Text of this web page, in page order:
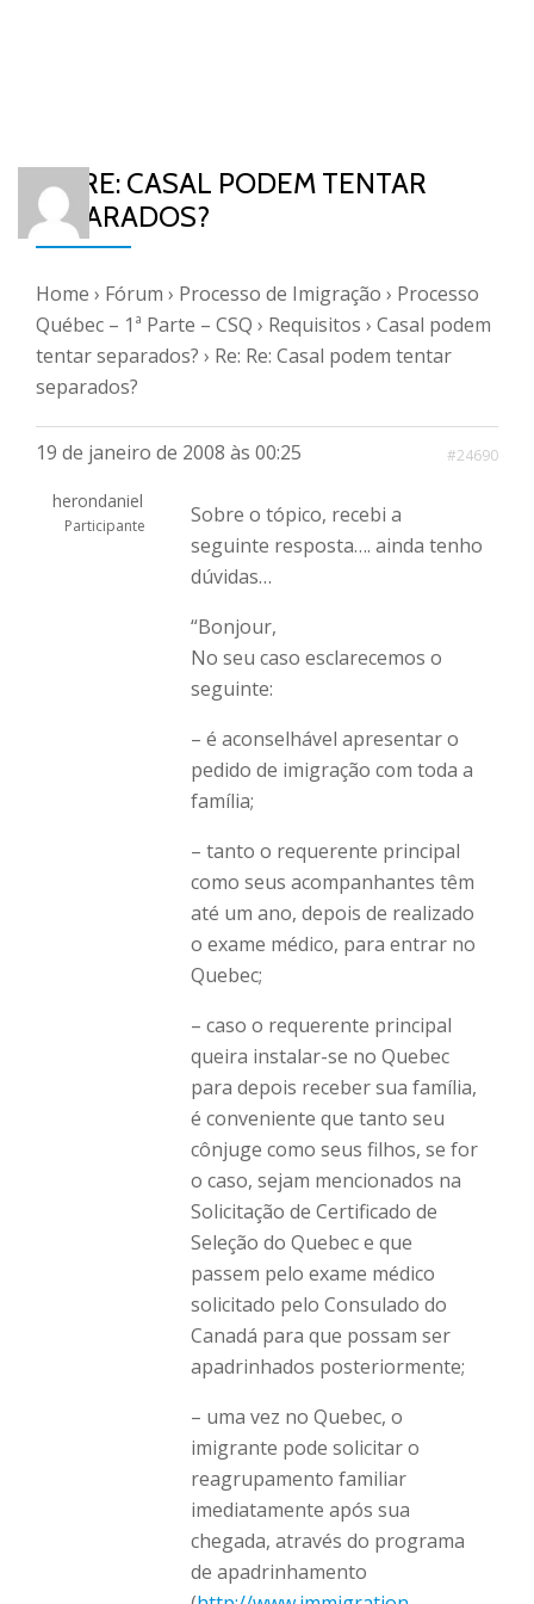
RE: RE: CASAL PODEM TENTAR
SEPARADOS?
Home › Fórum › Processo de Imigração › Processo
Québec – 1ª Parte – CSQ › Requisitos › Casal podem
tentar separados? › Re: Re: Casal podem tentar
separados?
19 de janeiro de 2008 às 00:25 #24690
herondaniel
Participante
Sobre o tópico, recebi a
seguinte resposta…. ainda tenho
dúvidas…
“Bonjour,
No seu caso esclarecemos o
seguinte:
– é aconselhável apresentar o
pedido de imigração com toda a
família;
– tanto o requerente principal
como seus acompanhantes têm
até um ano, depois de realizado
o exame médico, para entrar no
Quebec;
– caso o requerente principal
queira instalar-se no Quebec
para depois receber sua família,
é conveniente que tanto seu
cônjuge como seus filhos, se for
o caso, sejam mencionados na
Solicitação de Certificado de
Seleção do Quebec e que
passem pelo exame médico
solicitado pelo Consulado do
Canadá para que possam ser
apadrinhados posteriormente;
– uma vez no Quebec, o
imigrante pode solicitar o
reagrupamento familiar
imediatamente após sua
chegada, através do programa
de apadrinhamento